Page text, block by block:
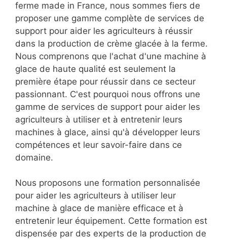
ferme made in France, nous sommes fiers de
proposer une gamme complète de services de
support pour aider les agriculteurs à réussir
dans la production de crème glacée à la ferme.
Nous comprenons que l'achat d'une machine à
glace de haute qualité est seulement la
première étape pour réussir dans ce secteur
passionnant. C'est pourquoi nous offrons une
gamme de services de support pour aider les
agriculteurs à utiliser et à entretenir leurs
machines à glace, ainsi qu'à développer leurs
compétences et leur savoir-faire dans ce
domaine.
Nous proposons une formation personnalisée
pour aider les agriculteurs à utiliser leur
machine à glace de manière efficace et à
entretenir leur équipement. Cette formation est
dispensée par des experts de la production de